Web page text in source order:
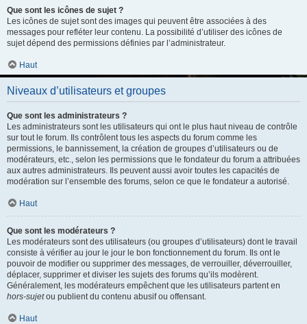
Que sont les icônes de sujet ?
Les icônes de sujet sont des images qui peuvent être associées à des
messages pour refléter leur contenu. La possibilité d’utiliser des icônes de
sujet dépend des permissions définies par l’administrateur.
Haut
Niveaux d’utilisateurs et groupes
Que sont les administrateurs ?
Les administrateurs sont les utilisateurs qui ont le plus haut niveau de contrôle
sur tout le forum. Ils contrôlent tous les aspects du forum comme les
permissions, le bannissement, la création de groupes d’utilisateurs ou de
modérateurs, etc., selon les permissions que le fondateur du forum a attribuées
aux autres administrateurs. Ils peuvent aussi avoir toutes les capacités de
modération sur l’ensemble des forums, selon ce que le fondateur a autorisé.
Haut
Que sont les modérateurs ?
Les modérateurs sont des utilisateurs (ou groupes d’utilisateurs) dont le travail
consiste à vérifier au jour le jour le bon fonctionnement du forum. Ils ont le
pouvoir de modifier ou supprimer des messages, de verrouiller, déverrouiller,
déplacer, supprimer et diviser les sujets des forums qu’ils modèrent.
Généralement, les modérateurs empêchent que les utilisateurs partent en
hors-sujetou publient du contenu abusif ou offensant.
Haut